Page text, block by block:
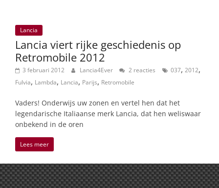
Lancia
Lancia viert rijke geschiedenis op
Retromobile 2012
3 februari 2012 Lancia4Ever 2 reacties 037, 2012,
Fulvia, Lambda, Lancia, Parijs, Retromobile
Vaders! Onderwijs uw zonen en vertel hen dat het
legendarische Italiaanse merk Lancia, dat hen weliswaar
onbekend in de oren
Lees meer